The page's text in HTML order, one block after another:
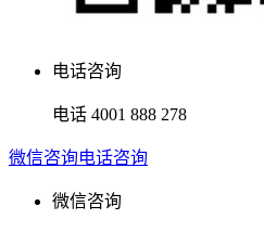
电话咨询
电话 4001 888 278
微信咨询电话咨询
微信咨询